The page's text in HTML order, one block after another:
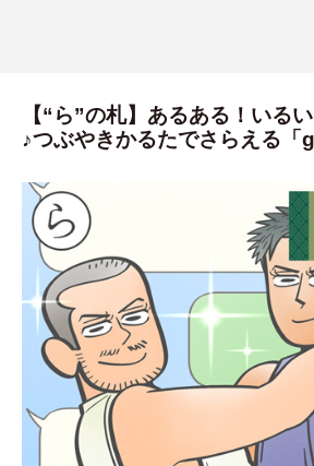
【“ら”の札】あるある！いる
♪つぶやきかるたでさらえる「